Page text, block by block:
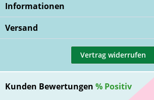
Informationen
Versand
Vertrag widerrufen
Kunden Bewertungen % Positiv